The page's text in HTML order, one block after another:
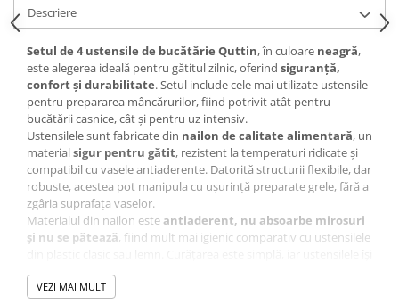
Descriere
Setul de 4 ustensile de bucătărie Quttin, în culoare neagră,
este alegerea ideală pentru gătitul zilnic, oferind siguranță,
confort și durabilitate. Setul include cele mai utilizate ustensile
pentru prepararea mâncărurilor, fiind potrivit atât pentru
bucătării casnice, cât și pentru uz intensiv.
Ustensilele sunt fabricate din nailon de calitate alimentară, un
materialsigur pentru gătit, rezistent la temperaturi ridicate și
compatibil cu vasele antiaderente. Datorită structurii flexibile, dar
robuste, acestea pot manipula cu ușurință preparate grele, fără a
zgâria suprafața vaselor.
Materialul din nailon este antiaderent, nu absoarbe mirosuri
și nu se pătează, fiind mult mai igienic comparativ cu ustensilele
păstrează aspectul chiar și după utilizări repetate.
Designulergonomic
VEZI MAI MULT